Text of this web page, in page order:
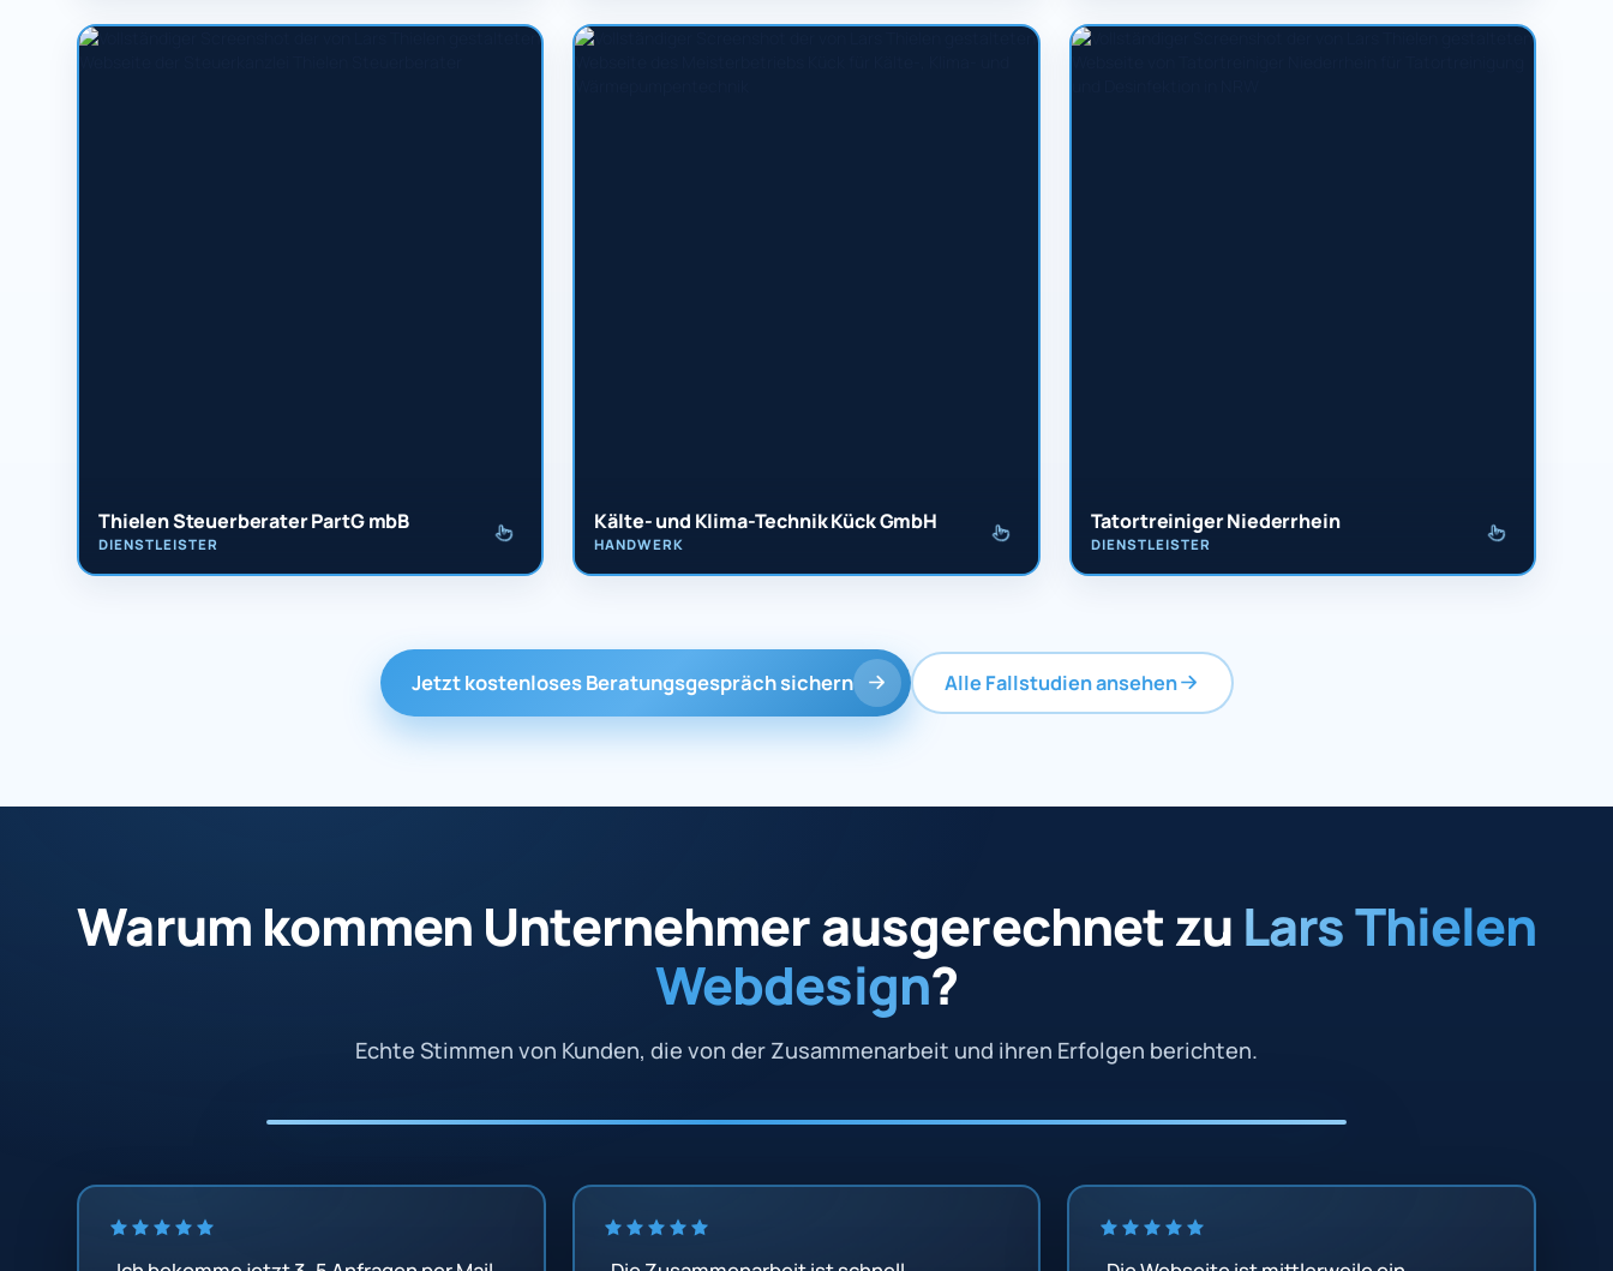
Thielen Steuerberater PartG mbB
DIENSTLEISTER
Kälte- und Klima-Technik Kück GmbH
HANDWERK
Tatortreiniger Niederrhein
DIENSTLEISTER
Jetzt kostenloses Beratungsgespräch sichern Alle Fallstudien ansehen
Warum kommen Unternehmer ausgerechnet zu Lars Thielen
Webdesign?
Echte Stimmen von Kunden, die von der Zusammenarbeit und ihren Erfolgen berichten.